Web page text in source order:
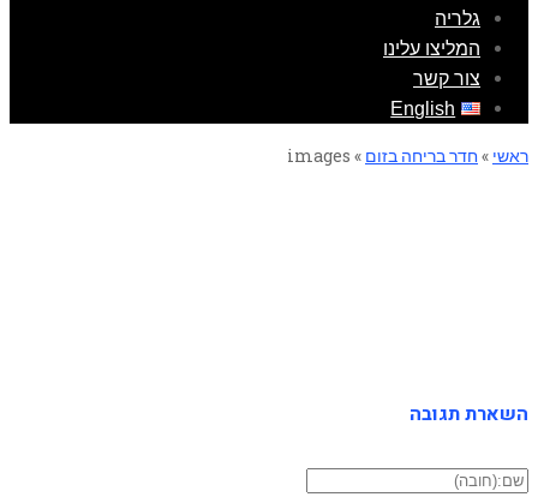
גלריה
המליצו עלינו
צור קשר
English
ראשי » חדר בריחה בזום »
images
השארת תגובה